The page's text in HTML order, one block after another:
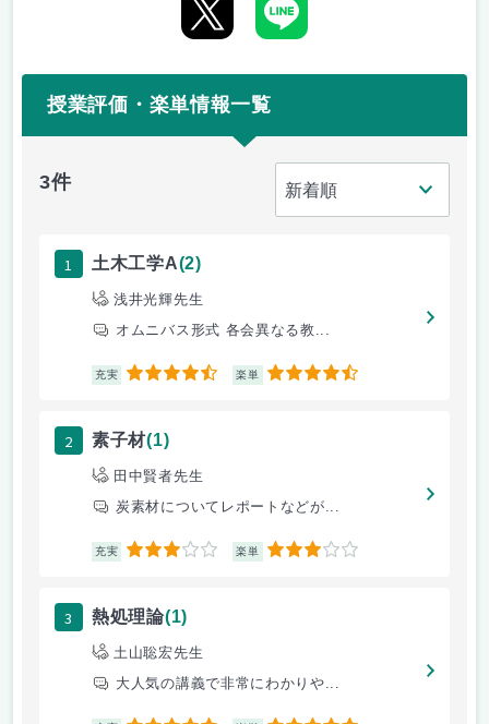
授業評価・楽単情報一覧
3件
1 土木工学A(2)
浅井光輝先生
オムニバス形式 各会異なる教...
充実 4.5 楽単 4.5
2 素子材(1)
田中賢者先生
炭素材についてレポートなどが...
充実 3 楽単 3
3 熱処理論(1)
土山聡宏先生
大人気の講義で非常にわかりや...